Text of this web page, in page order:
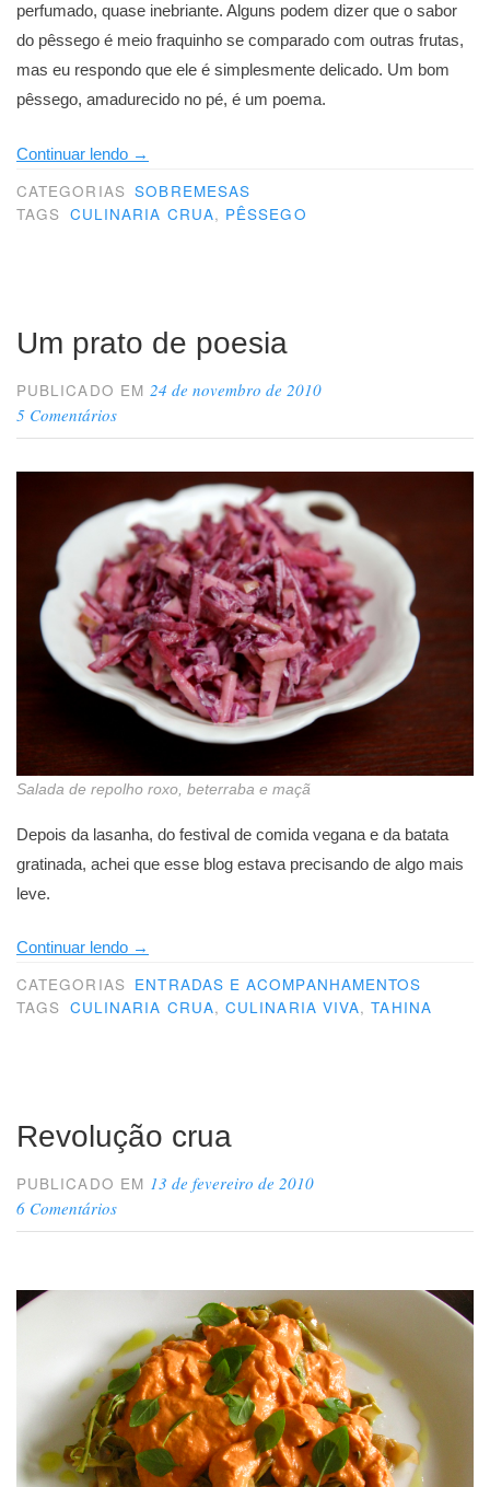
perfumado, quase inebriante. Alguns podem dizer que o sabor
do pêssego é meio fraquinho se comparado com outras frutas,
mas eu respondo que ele é simplesmente delicado. Um bom
pêssego, amadurecido no pé, é um poema.
Continuar lendo “Desculpem
o
entusiasmo”
→
CATEGORIAS SOBREMESAS
TAGS CULINARIA CRUA, PÊSSEGO
Um prato de poesia
PUBLICADO EM 24 de novembro de 2010
5 Comentários
Salada de repolho roxo, beterraba e maçã
Depois da lasanha, do festival de comida vegana e da batata
gratinada, achei que esse blog estava precisando de algo mais
leve.
Continuar lendo “Um
prato
de
→
CATEGORIAS ENTRADAS E ACOMPANHAMENTOS
TAGS CULINARIA CRUA,CULINARIA VIVA,TAHINA
Revolução crua
PUBLICADO EM 13 de fevereiro de 2010
6 Comentários